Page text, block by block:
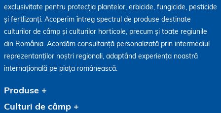
exclusivitate pentru protecția plantelor, erbicide, fungicide, pesticide
și fertlizanți. Acoperim întreg spectrul de produse destinate
culturilor de câmp și culturilor horticole, precum și toate regiunile
din România. Acordăm consultanță personalizată prin intermediul
reprezentanților noștri regionali, adaptând experiența noastră
internațională pe piața românească.
Produse
Culturi de câmp